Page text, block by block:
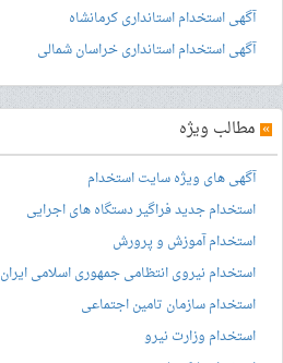
آگهی استخدام استانداری کرمانشاه
آگهی استخدام استانداری خراسان شمالی
» مطالب ویژه
آگهی های ویژه سایت استخدام
استخدام جدید فراگیر دستگاه های اجرایی
استخدام آموزش و پرورش
استخدام نیروی انتظامی جمهوری اسلامی ایران
استخدام سازمان تامین اجتماعی
استخدام وزارت نیرو